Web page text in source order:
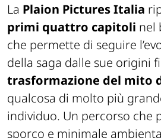
La Plaion Pictures Italia
primi quattro capitoli nel
che permette di seguire
della saga dalle sue origini
trasformazione del mito
qualcosa di molto più
individuo. Un percorso che
sporco e minimale